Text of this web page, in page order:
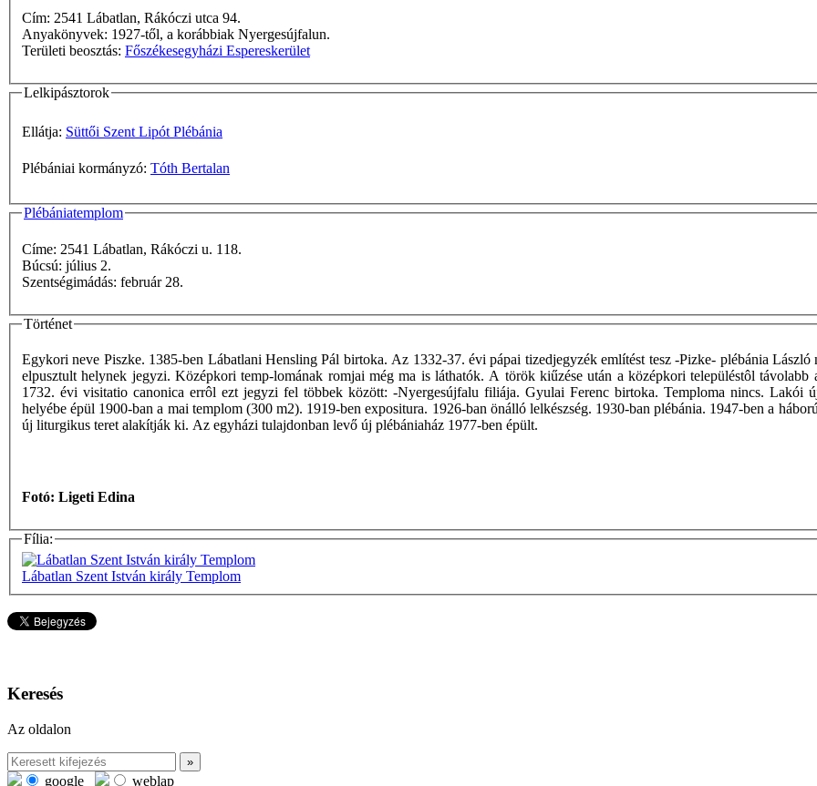
Cím: 2541 Lábatlan, Rákóczi utca 94.
Anyakönyvek: 1927-től, a korábbiak Nyergesújfalun.
Területi beosztás: Főszékesegyházi Espereskerület
Lelkipásztorok
Ellátja: Süttői Szent Lipót Plébánia
Plébániai kormányzó: Tóth Bertalan
Plébániatemplom
Címe: 2541 Lábatlan, Rákóczi u. 118.
Búcsú: július 2.
Szentségimádás: február 28.
Történet
Egykori neve Piszke. 1385-ben Lábatlani Hensling Pál birtoka. Az 1332-37. évi pápai tizedjegyzék említést tesz -Pizke- plébánia
elpusztult helynek jegyzi. Középkori temp-lomának romjai még ma is láthatók. A török kiűzése után a középkori településtôl
1732. évi visitatio canonica errôl ezt jegyzi fel többek között: -Nyergesújfalu filiája. Gyulai Ferenc birtoka. Temploma nincs. Lakói
helyébe épül 1900-ban a mai templom (300 m2). 1919-ben expositura. 1926-ban önálló lelkészség. 1930-ban plébánia. 1947-ben a
új liturgikus teret alakítják ki. Az egyházi tulajdonban levő új plébániaház 1977-ben épült.
Fotó: Ligeti Edina
Fília:
Lábatlan Szent István király Templom
Keresés
Az oldalon
google
weblap